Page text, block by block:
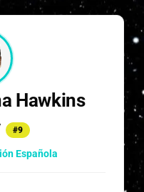
Hawkins
#9
Española